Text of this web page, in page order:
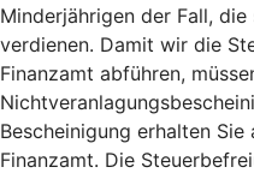
Minderjährigen der Fall,
verdienen. Damit wir die
Finanzamt abführen,
Bescheinigung erhalten
Finanzamt. Die